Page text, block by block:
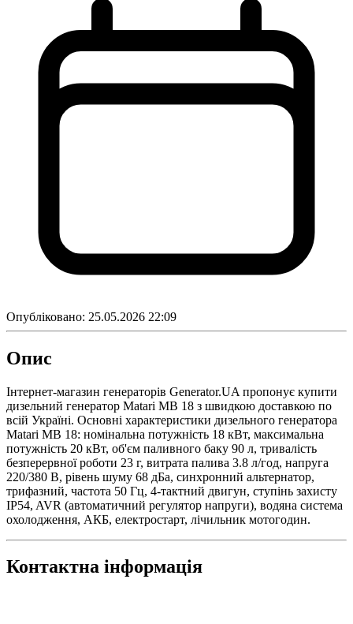
Опубліковано: 25.05.2026 22:09
Опис
Інтернет-магазин генераторів Generator.UA пропонує купити
дизельний генератор Matari MB 18 з швидкою доставкою по
всій Україні. Основні характеристики дизельного генератора
Matari MB 18: номінальна потужність 18 кВт, максимальна
потужність 20 кВт, об'єм паливного баку 90 л, тривалість
безперервної роботи 23 г, витрата палива 3.8 л/год, напруга
220/380 В, рівень шуму 68 дБа, синхронний альтернатор,
трифазний, частота 50 Гц, 4-тактний двигун, ступінь захисту
IP54, AVR (автоматичний регулятор напруги), водяна система
охолодження, АКБ, електростарт, лічильник мотогодин.
Контактна інформація